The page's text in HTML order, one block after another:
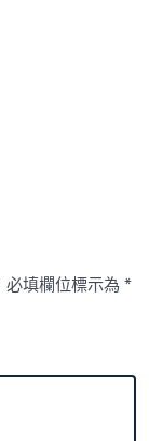
必填欄位標示為*